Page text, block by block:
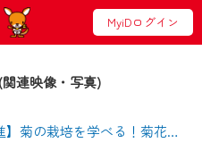
MyiDログイン
連映像・写真)
【日進】菊の栽培を学べる！菊花大会に向けた菊づくり講習会
せ